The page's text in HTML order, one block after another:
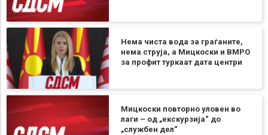
Нема чиста вода за граѓаните,
нема струја, а Мицкоски и ВМРО
за профит туркаат дата центри
Мицкоски повторно уловен во
лаги – од „екскурзија“ до
„службен дел“